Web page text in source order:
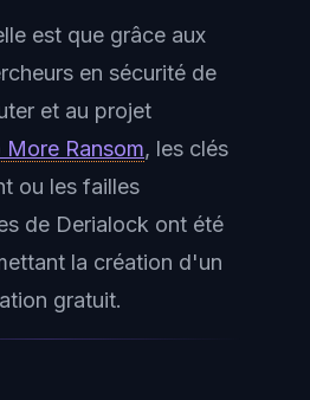
est que grâce aux
en sécurité de
et au projet
More Ransom, les clés
ou les failles
de Derialock ont été
la création d'un
gratuit.